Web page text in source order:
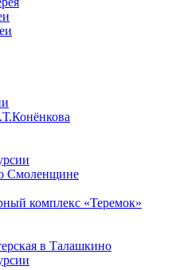
Смоленщине
комплекс «Теремок»
в Талашкино